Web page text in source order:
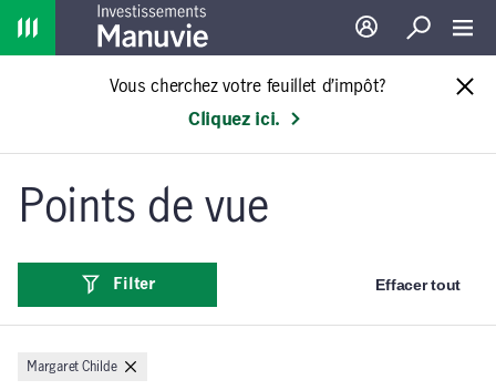
Home
Ouverture de
Recherche
Vous cherchez votre feuillet d’impôt?
Cliquez ici.
Points de vue
Filter Effacer tout
Margaret Childe